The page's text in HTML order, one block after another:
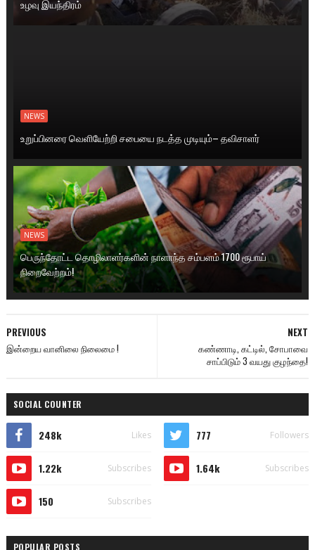
உழவு இயந்திரம்
NEWS
உறுப்பினரை வெளியேற்றி சபையை நடத்த முடியும்– தவிசாளர்
NEWS
பெருந்தோட்ட தொழிலாளர்களின் நாளாந்த சம்பளம் 1700 ரூபாய்
நிறைவேற்றம்!
NEXT
கண்ணாடி, கட்டில், சோபாவை
சாப்பிடும் 3 வயது குழந்தை!
PREVIOUS
இன்றைய வானிலை நிலைமை !
SOCIAL COUNTER
248k Likes 777 Followers
1.22k Subscribes 1.64k Subscribes
150 Subscribes
POPULAR POSTS